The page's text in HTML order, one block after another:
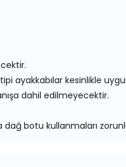
ayakkabılar kesinlikle
dahil edilmeyecektir.
dağ botu kullanmaları